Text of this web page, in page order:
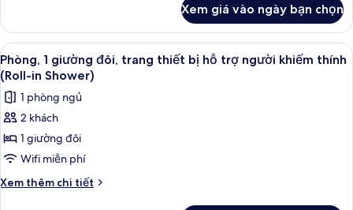
thiết
bị
hỗ
trợ
người
khiếm
thính
Phòng,
giường
đôi,
trang
thiết
bị
trợ
người
thính
Xem giá vào ngày bạn chọn
Xem
tất
cả
ảnh
Phòng,
1
giường
đôi,
Bộ trải giường bằng vải cotton Ai
4
Phòng, 1 giường đôi, trang thiết bị hỗ trợ người khiếm thính
(Roll-in Shower)
1 phòng ngủ
2 khách
1 giường đôi
Wifi miễn phí
Xem thêm chi tiết
Chi